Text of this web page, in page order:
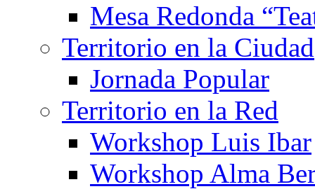
Mesa Redonda
Territorio en la Ciudad
Jornada Popular
Territorio en la Red
Workshop Luis Ibar
Workshop Alma